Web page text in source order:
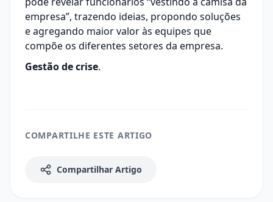
empresa”, trazendo ideias, propondo soluções
e agregando maior valor às equipes que
compõe os diferentes setores da empresa.
Gestão de crise.
COMPARTILHE ESTE ARTIGO
Compartilhar Artigo